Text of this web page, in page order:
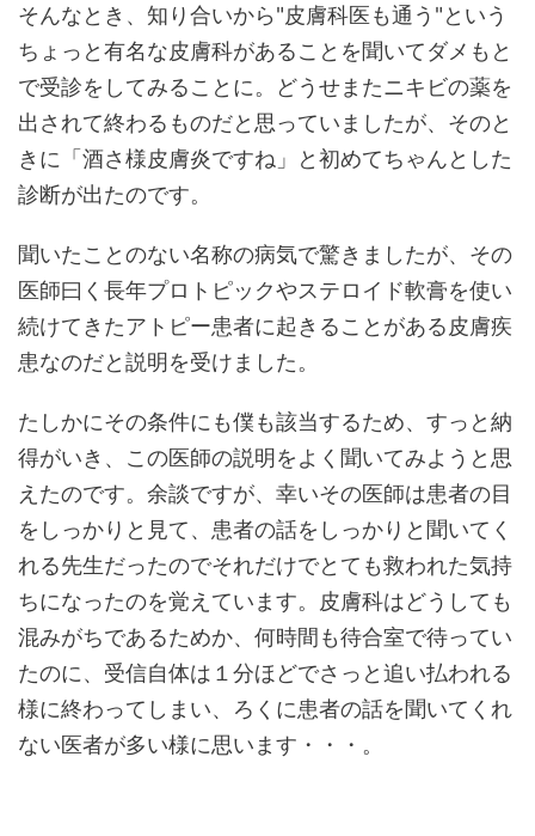
そんなとき、知り合いから"皮膚科医も通う"という
ちょっと有名な皮膚科があることを聞いてダメもと
で受診をしてみることに。どうせまたニキビの薬を
出されて終わるものだと思っていましたが、そのと
きに「酒さ様皮膚炎ですね」と初めてちゃんとした
診断が出たのです。
聞いたことのない名称の病気で驚きましたが、その
医師曰く長年プロトピックやステロイド軟膏を使い
続けてきたアトピー患者に起きることがある皮膚疾
患なのだと説明を受けました。
たしかにその条件にも僕も該当するため、すっと納
得がいき、この医師の説明をよく聞いてみようと思
えたのです。余談ですが、幸いその医師は患者の目
をしっかりと見て、患者の話をしっかりと聞いてく
れる先生だったのでそれだけでとても救われた気持
ちになったのを覚えています。皮膚科はどうしても
混みがちであるためか、何時間も待合室で待ってい
たのに、受信自体は１分ほどでさっと追い払われる
様に終わってしまい、ろくに患者の話を聞いてくれ
ない医者が多い様に思います・・・。